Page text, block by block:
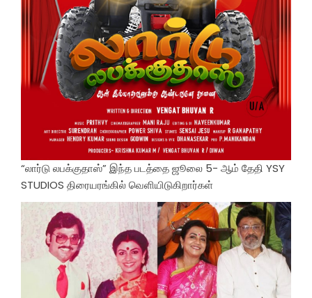
“லார்டு லபக்குதாஸ்” இந்த படத்தை ஜூலை 5- ஆம் தேதி YSY
STUDIOS திரையரங்கில் வெளியிடுகிறார்கள்